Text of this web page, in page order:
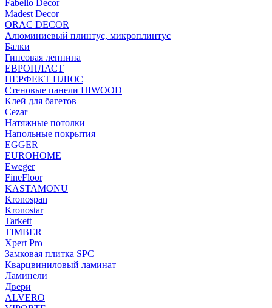
Fabello Decor
Madest Decor
ORAC DECOR
Алюминиевый плинтус, микроплинтус
Балки
Гипсовая лепнина
ЕВРОПЛАСТ
ПЕРФЕКТ ПЛЮС
Стеновые панели HIWOOD
Клей для багетов
Cezar
Натяжные потолки
Напольные покрытия
EGGER
EUROHOME
Eweger
FineFloor
KASTAMONU
Kronospan
Kronostar
Tarkett
TIMBER
Xpert Pro
Замковая плитка SPC
Кварцвиниловый ламинат
Ламинели
Двери
ALVERO